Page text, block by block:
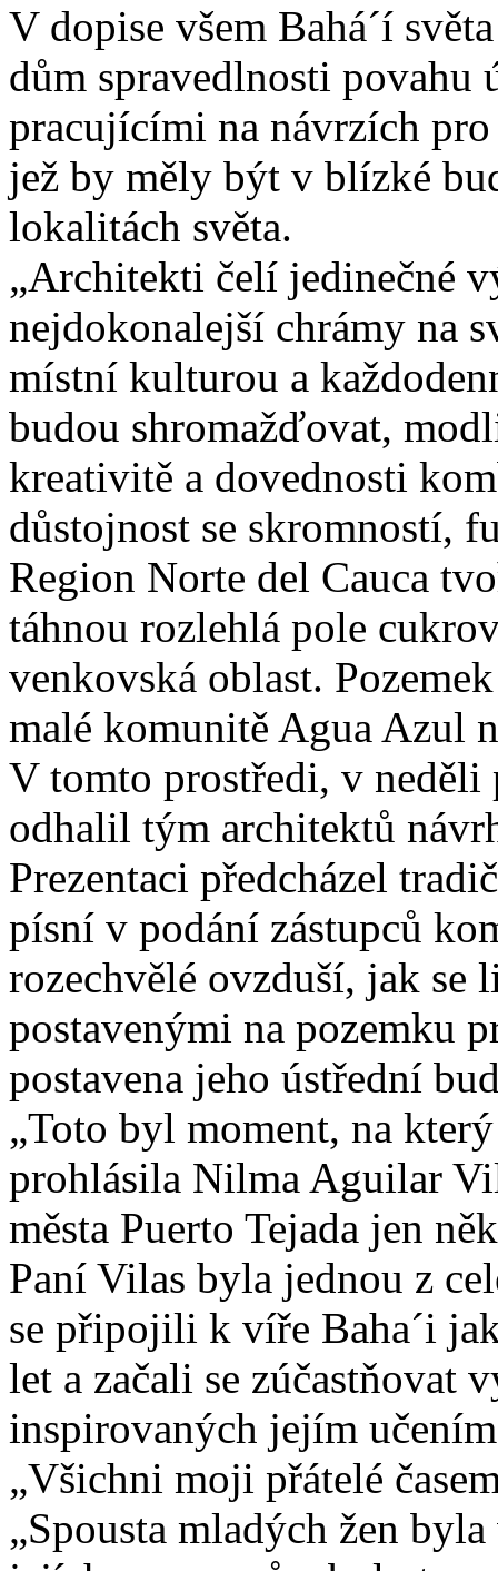
V dopise všem Bahá´í
dům spravedlnosti
pracujícími na návrzích
jež by měly být v blízké
lokalitách světa.
„Architekti čelí jedinečné
nejdokonalejší chrámy na
místní kulturou a
budou shromažďovat,
kreativitě a dovednosti
důstojnost se skromností,
Region Norte del Cauca
táhnou rozlehlá pole
venkovská oblast.
malé komunitě Agua Azul
V tomto prostředi, v
odhalil tým architektů
Prezentaci předcházel
písní v podání zástupců
rozechvělé ovzduší, jak se
postavenými na pozemku
postavena jeho ústřední
„Toto byl moment, na
prohlásila Nilma Aguilar
města Puerto Tejada jen
Paní Vilas byla jednou z
se připojili k víře Baha´i
let a začali se zúčastňovat
inspirovaných jejím
„Všichni moji přátelé
„Spousta mladých žen